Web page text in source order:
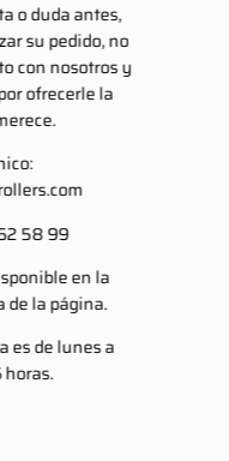
o duda antes,
su pedido, no
con nosotros y
ofrecerle la
58 99
en la
de la página.
es de lunes a
horas.